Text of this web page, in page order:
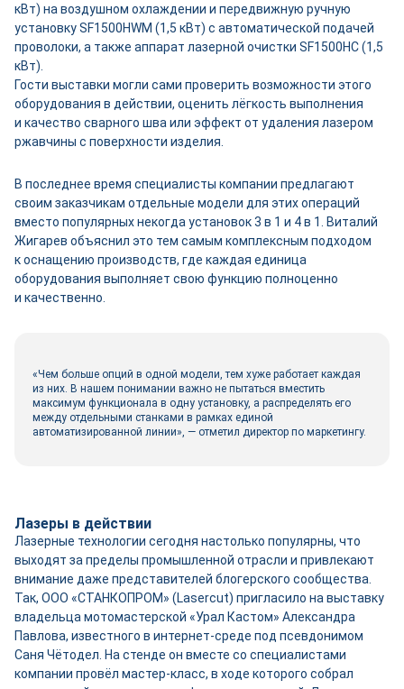
кВт) на воздушном охлаждении и передвижную ручную
установку SF1500HWM (1,5 кВт) с автоматической подачей
проволоки, а также аппарат лазерной очистки SF1500НС (1,5
кВт).
Гости выставки могли сами проверить возможности этого
оборудования в действии, оценить лёгкость выполнения
и качество сварного шва или эффект от удаления лазером
ржавчины с поверхности изделия.
В последнее время специалисты компании предлагают
своим заказчикам отдельные модели для этих операций
вместо популярных некогда установок 3 в 1 и 4 в 1. Виталий
Жигарев объяснил это тем самым комплексным подходом
к оснащению производств, где каждая единица
оборудования выполняет свою функцию полноценно
и качественно.
«Чем больше опций в одной модели, тем хуже работает каждая
из них. В нашем понимании важно не пытаться вместить
максимум функционала в одну установку, а распределять его
между отдельными станками в рамках единой
автоматизированной линии», — отметил директор по маркетингу.
Лазеры в действии
Лазерные технологии сегодня настолько популярны, что
выходят за пределы промышленной отрасли и привлекают
внимание даже представителей блогерского сообщества.
Так, ООО «СТАНКОПРОМ» (Lasercut) пригласило на выставку
владельца мотомастерской «Урал Кастом» Александра
Павлова, известного в интернет-­среде под псевдонимом
Саня Чётодел. На стенде он вместе со специалистами
компании провёл мастер-­класс, в ходе которого собрал